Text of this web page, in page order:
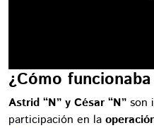
¿Cómo
Astrid “N” y César “N” son
participación en la